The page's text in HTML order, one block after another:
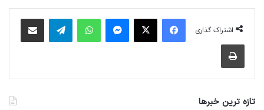
اشتراک گذاری
فیس بوک پیام رسان واتس آپ
تازه ترین خبرها